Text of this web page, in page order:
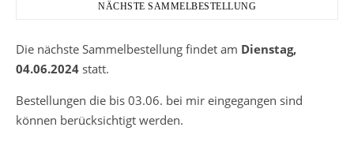
NÄCHSTE SAMMELBESTELLUNG
Die nächste Sammelbestellung findet am Dienstag,
04.06.2024 statt.
Bestellungen die bis 03.06. bei mir eingegangen sind
können berücksichtigt werden.